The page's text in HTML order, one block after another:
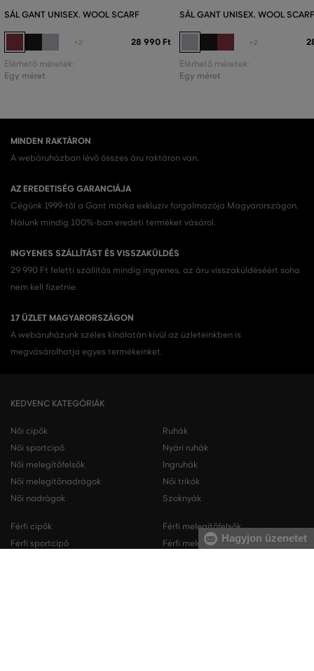
SÁL GANT UNISEX. WOOL SCARF
+2 28 990 Ft
Elérhető méretek:
Egy méret
SÁL GANT UNISEX. WOOL
+2
Elérhető méretek:
Egy méret
MINDEN RAKTÁRON
A webáruházban lévő összes áru raktáron van.
AZ EREDETISÉG GARANCIÁJA
Cégünk 1999-től a Gant márka exkluzív forgalmazója Magyarországon.
Nálunk mindig 100%-ban eredeti terméket vásárol.
INGYENES SZÁLLÍTÁST ÉS VISSZAKÜLDÉS
29 990 Ft feletti szállítás mindig ingyenes, az áru visszaküldéséért soha
nem kell fizetnie.
17 ÜZLET MAGYARORSZÁGON
A webáruházunk széles kínálatán kívül az üzleteinkben is
megvásárolhatja egyes termékeinket.
KEDVENC KATEGÓRIÁK
Női cipők
Női sportcipő
Női melegítőfelsők
Női melegítőnadrágok
Női nadrágok
Ruhák
Nyári ruhák
Ingruhák
Női trikók
Szoknyák
Férfi cipők
Férfi sportcipő
Férfi melegítőfelsők
Férfi melegítőnadrágokHagyjon üzenetet